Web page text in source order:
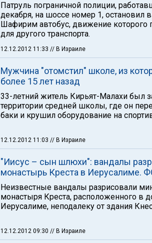
Патруль пограничной полиции,
декабря, на шоссе номер 1, остановил
Шафирим автобус, движение которого
для другого транспорта.
12.12.2012 11:33 // В Израиле
Мужчина "отомстил" школе, из
более 15 лет назад
33-летний житель Кирьят-Малахи был
территории средней школы, где он
баки и крушил оборудование на
12.12.2012 11:03 // В Израиле
"Иисус – сын шлюхи": вандалы
монастырь Креста в Иерусалиме.
Неизвестные вандалы разрисовали
монастыря Креста, расположенного в
Иерусалиме, неподалеку от здания
12.12.2012 09:30 // В Израиле